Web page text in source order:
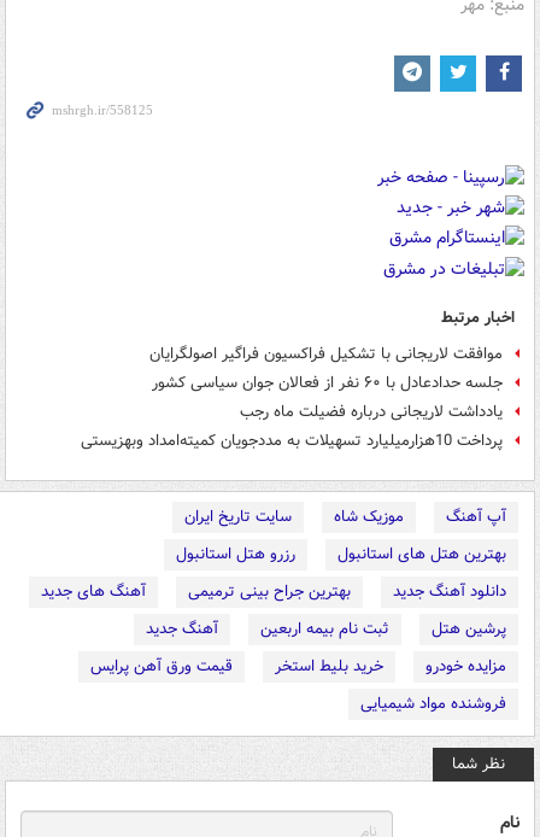
اخبار مرتبط
موافقت لاریجانی با تشکیل فراکسیون فراگیر اصولگرایان
جلسه حدادعادل با ۶۰ نفر از فعالان جوان سیاسی کشور
یادداشت لاریجانی درباره فضیلت ماه رجب
پرداخت 10هزارمیلیارد تسهیلات به مددجویان کمیته‌امداد وبهزیستی
آپ آهنگ موزیک شاه
سایت تاریخ ایران
بهترین هتل های استانبول
رزرو هتل استانبول
دانلود آهنگ جدید
بهترین جراح بینی ترمیمی
آهنگ های جدید
پرشین هتل
ثبت نام بیمه اربعین
آهنگ جدید
مزایده خودرو
خرید بلیط استخر
قیمت ورق آهن پرایس
فروشنده مواد شیمیایی
نظر شما
نام